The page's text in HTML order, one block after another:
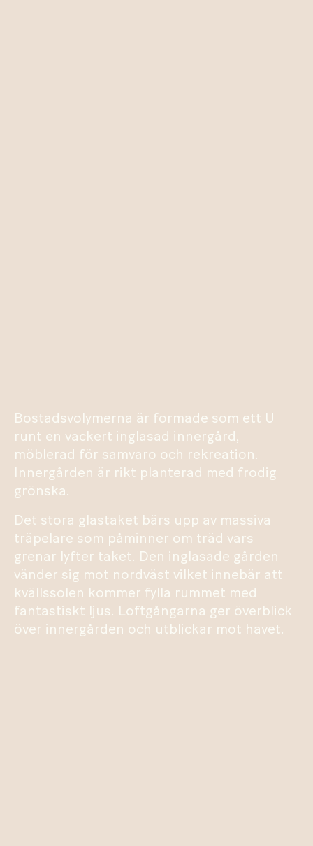
Bostadsvolymerna är formade som ett U
runt en vackert inglasad innergård,
möblerad för samvaro och rekreation.
Innergården är rikt planterad med frodig
grönska.
Det stora glastaket bärs upp av massiva
träpelare som påminner om träd vars
grenar lyfter taket. Den inglasade gården
vänder sig mot nordväst vilket innebär att
kvällssolen kommer fylla rummet med
fantastiskt ljus. Loftgångarna ger överblick
över innergården och utblickar mot havet.